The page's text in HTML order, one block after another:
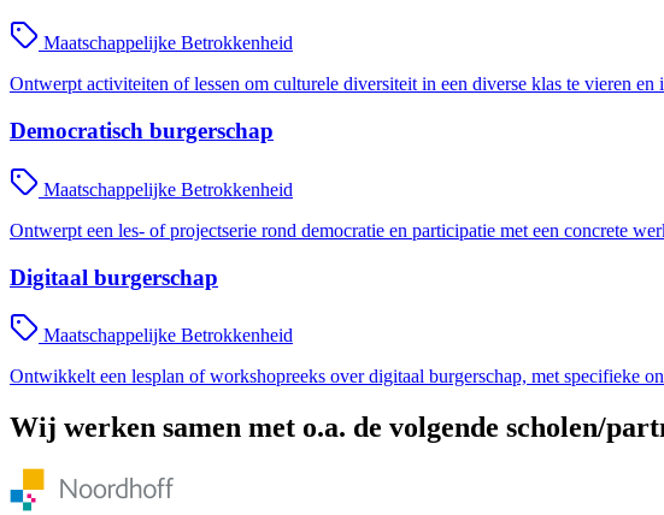
Maatschappelijke Betrokkenheid
Ontwerpt activiteiten of lessen om culturele diversiteit in een diverse klas te vieren
Democratisch burgerschap
Maatschappelijke Betrokkenheid
Ontwerpt een les- of projectserie rond democratie en participatie met een concrete
Digitaal burgerschap
Maatschappelijke Betrokkenheid
Ontwikkelt een lesplan of workshopreeks over digitaal burgerschap, met specifieke
Wij werken samen met o.a. de volgende scholen/